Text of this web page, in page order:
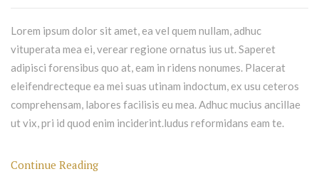
Lorem ipsum dolor sit amet, ea vel quem nullam, adhuc
vituperata mea ei, verear regione ornatus ius ut. Saperet
adipisci forensibus quo at, eam in ridens nonumes. Placerat
eleifendrecteque ea mei suas utinam indoctum, ex usu ceteros
comprehensam, labores facilisis eu mea. Adhuc mucius ancillae
ut vix, pri id quod enim inciderint.ludus reformidans eam te.
Continue Reading